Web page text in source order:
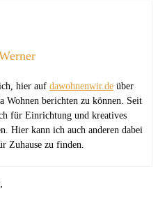
hier auf dawohnenwir.de über
Wohnen berichten zu können. Seit
für Einrichtung und kreatives
Hier kann ich auch anderen dabei
Zuhause zu finden.